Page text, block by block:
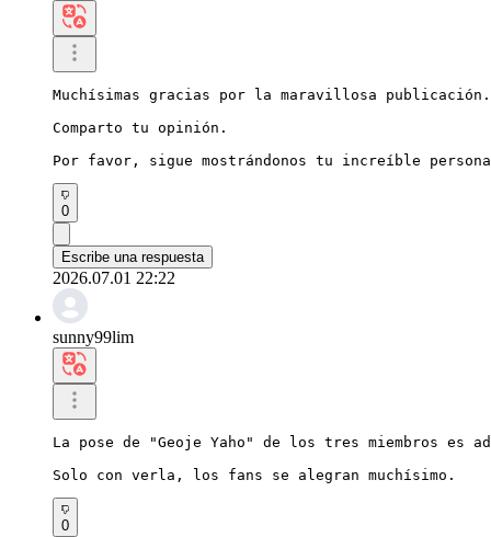
Muchísimas gracias por la maravillosa publicación.
Comparto tu opinión.
Por favor, sigue mostrándonos tu increíble
0
Escribe una respuesta
2026.07.01 22:22
sunny99lim
La pose de "Geoje Yaho" de los tres miembros es
Solo con verla, los fans se alegran muchísimo.
0